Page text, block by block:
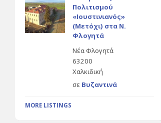
Πολιτισμού
«Ιουστινιανός»
(Μετόχι) στα Ν.
Φλογητά
Νέα Φλογητά
63200
Χαλκιδική
σε Βυζαντινά
MORE LISTINGS